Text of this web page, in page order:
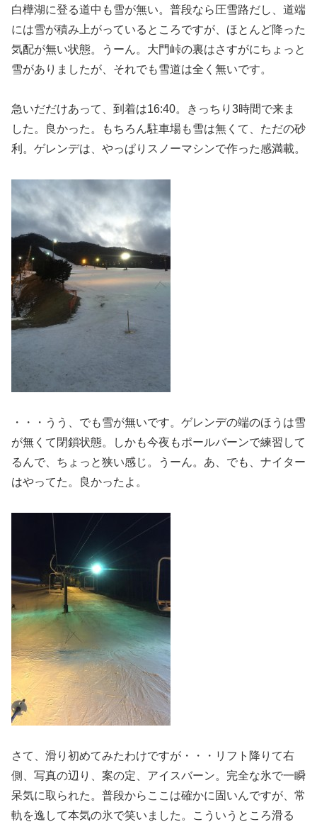
白樺湖に登る道中も雪が無い。普段なら圧雪路だし、道端
には雪が積み上がっているところですが、ほとんど降った
気配が無い状態。うーん。大門峠の裏はさすがにちょっと
雪がありましたが、それでも雪道は全く無いです。
急いだだけあって、到着は16:40。きっちり3時間で来ま
した。良かった。もちろん駐車場も雪は無くて、ただの砂
利。ゲレンデは、やっぱりスノーマシンで作った感満載。
・・・うう、でも雪が無いです。ゲレンデの端のほうは雪
が無くて閉鎖状態。しかも今夜もポールバーンで練習して
るんで、ちょっと狭い感じ。うーん。あ、でも、ナイター
はやってた。良かったよ。
さて、滑り初めてみたわけですが・・・リフト降りて右
側、写真の辺り、案の定、アイスバーン。完全な氷で一瞬
呆気に取られた。普段からここは確かに固いんですが、常
軌を逸して本気の氷で笑いました。こういうところ滑る